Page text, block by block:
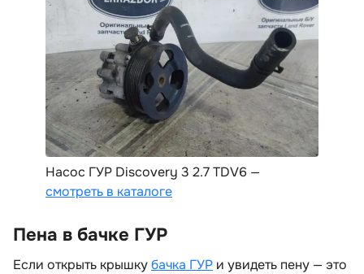
Насос ГУР Discovery 3 2.7 TDV6 —
смотреть в каталоге
Пена в бачке ГУР
Если открыть крышкуачка ГУР и увидеть пену — это